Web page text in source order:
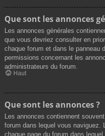
Que sont les annonces
Les annonces générales
que vous devriez consulter en
chaque forum et dans le panneau
permissions concernant les
administrateurs du forum.
Haut
Que sont les annonces ?
Les annonces contiennent
forum dans lequel vous naviguez.
chaque page du forum dans